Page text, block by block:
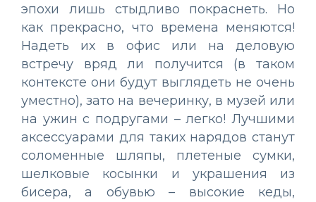
эпохи лишь стыдливо покраснеть. Но
как прекрасно, что времена меняются!
Надеть их в офис или на деловую
встречу вряд ли получится (в таком
контексте они будут выглядеть не очень
уместно), зато на вечеринку, в музей или
на ужин с подругами – легко! Лучшими
аксессуарами для таких нарядов станут
соломенные шляпы, плетеные сумки,
шелковые косынки и украшения из
бисера, а обувью – высокие кеды,